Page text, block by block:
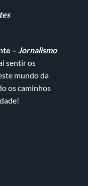
–Jornalismo
sentir os
mundo da
os caminhos